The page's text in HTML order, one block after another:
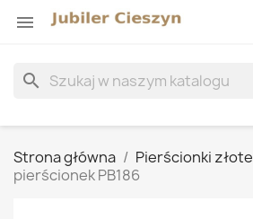

search
Strona główna Pierścionki złote
pierścionek PB186